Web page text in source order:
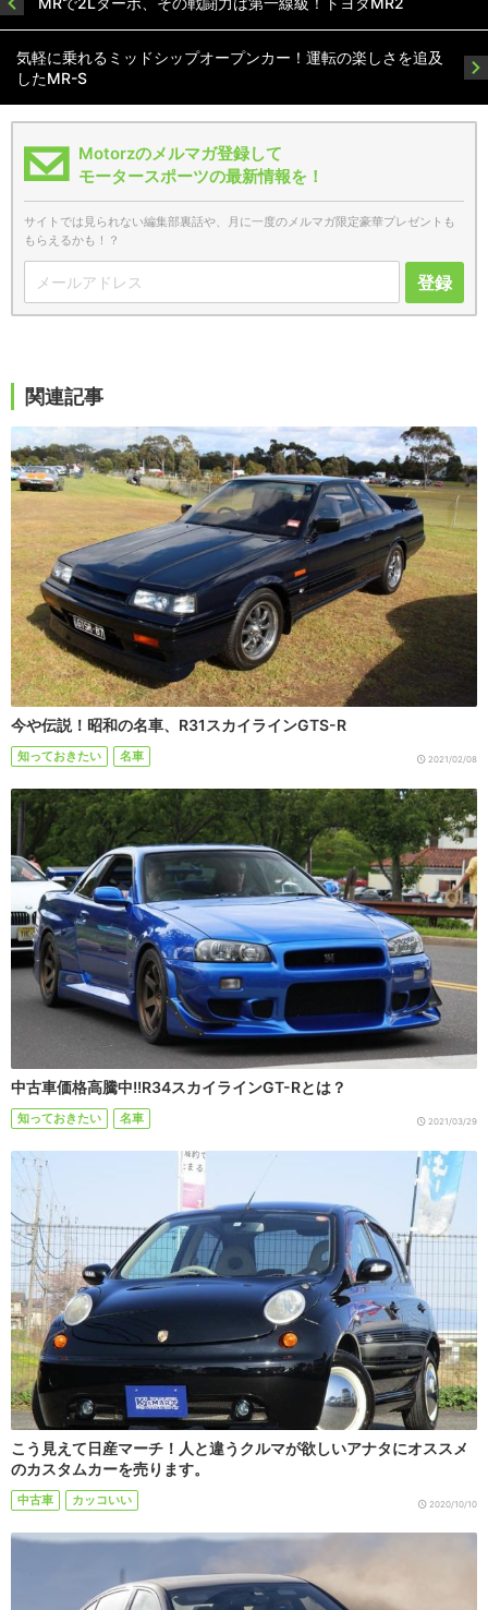
気軽に乗れるミッドシップオープンカー！運転の楽しさを追及
したMR-S
Motorzのメルマガ登録して
モータースポーツの最新情報を！
サイトでは見られない編集部裏話や、月に一度のメルマガ限定豪華プレゼントも
もらえるかも！？
登録
関連記事
今や伝説！昭和の名車、R31スカイラインGTS-R
知っておきたい 名車 2021/02/08
中古車価格高騰中!!R34スカイラインGT-Rとは？
知っておきたい 名車 2021/03/29
こう見えて日産マーチ！人と違うクルマが欲しいアナタにオススメ
のカスタムカーを売ります。
中古車 カッコいい 2020/10/10